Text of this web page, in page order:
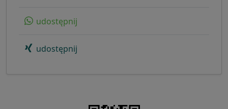
udostępnij
udostępnij